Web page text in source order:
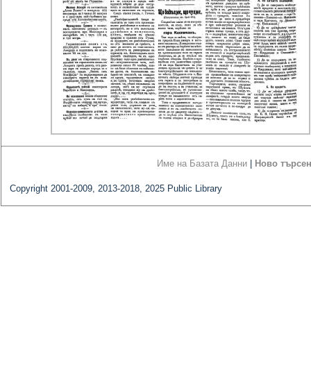
Име на Базата Данни Ново
Copyright 2001-2009, 2013-2018, 2025 Public Library